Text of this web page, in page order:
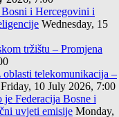
Bosni i Hercegovini i
Wednesday, 15
tržištu – Promjena
telekomunikacija –
Friday, 10 July 2026, 7:00
Federacija Bosne i
uvjeti emisije Monday,